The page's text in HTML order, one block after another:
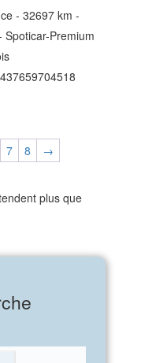
- 32697 km -
Spoticar-Premium
7 8 →
plus que